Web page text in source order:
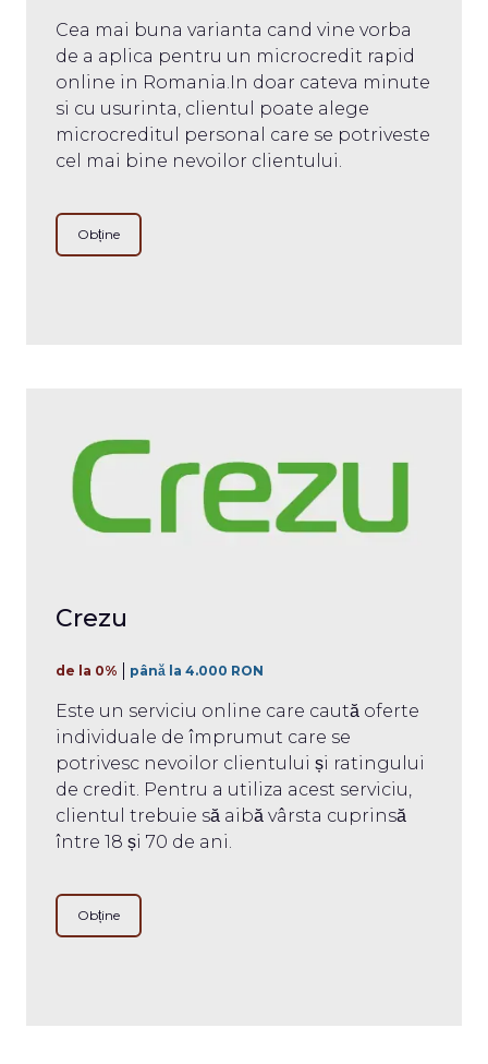
Cea mai buna varianta cand vine vorba
de a aplica pentru un microcredit rapid
online in Romania.In doar cateva minute
si cu usurinta, clientul poate alege
microcreditul personal care se potriveste
cel mai bine nevoilor clientului.
Obține
Crezu
de la 0% până la 4.000 RON
Este un serviciu online care caută oferte
individuale de împrumut care se
potrivesc nevoilor clientului și ratingului
de credit. Pentru a utiliza acest serviciu,
clientul trebuie să aibă vârsta cuprinsă
între 18 și 70 de ani.
Obține